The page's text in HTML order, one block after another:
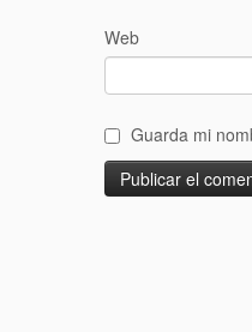
Web
Guarda mi